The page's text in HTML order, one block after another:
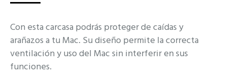
Con esta carcasa podrás proteger de caídas y
arañazos a tu Mac. Su diseño permite la correcta
ventilación y uso del Mac sin interferir en sus
funciones.